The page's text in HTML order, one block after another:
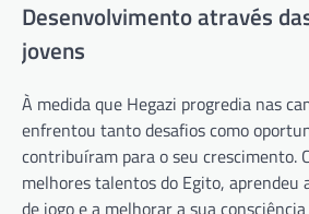
Desenvolvimento através
jovens
À medida que Hegazi progredia nas
enfrentou tanto desafios como
contribuíram para o seu crescimento.
melhores talentos do Egito, aprendeu
de jogo e a melhorar a sua